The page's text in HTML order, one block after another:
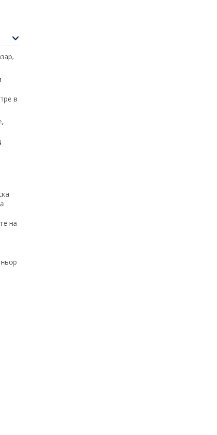
в
на